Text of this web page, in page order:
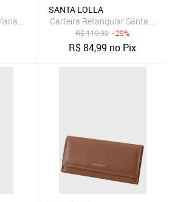
Croco PN10CROMRT Havana
SANTA LOLLA
Carteira Retangular Santa Lolla
R$119,90 - 29%
R$84,99 no Pix